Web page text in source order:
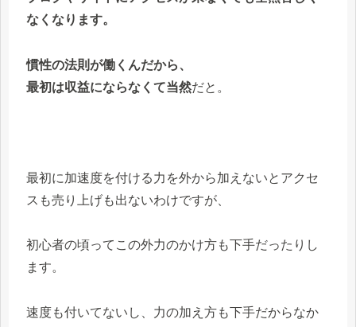
なくなります。
慣性の法則が働くんだから、
最初は収益にならなくて当然だと。
最初に加速度を付ける力を外から加えないとアクセ
スも売り上げも出ないわけですが、
初心者の頃ってこの外力のかけ方も下手だったりし
ます。
速度も付いてないし、力の加え方も下手だからなか